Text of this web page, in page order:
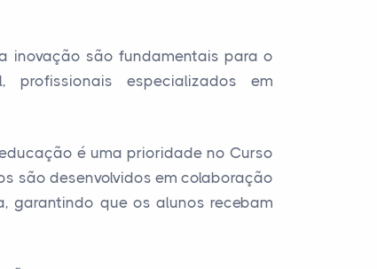
inovação são fundamentais para o
profissionais especializados em
é uma prioridade no Curso
são desenvolvidos em colaboração
garantindo que os alunos recebam